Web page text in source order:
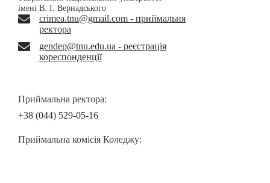
імені В. І. Вернадського
crimea.tnu@gmail.com - приймальня
ректора
gendep@tnu.edu.ua - реєстрація
кореспонденції
Приймальна ректора:
+38 (044) 529-05-16
Приймальна комісія Коледжу: